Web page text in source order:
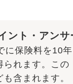
ント・アンサ
に保険料を10
られます。こ
含まれます。